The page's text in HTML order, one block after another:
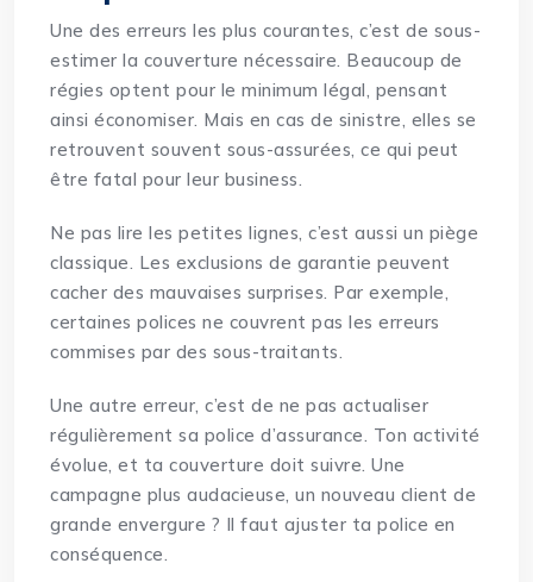
Une des erreurs les plus courantes, c’est de sous-
estimer la couverture nécessaire. Beaucoup de
régies optent pour le minimum légal, pensant
ainsi économiser. Mais en cas de sinistre, elles se
retrouvent souvent sous-assurées, ce qui peut
être fatal pour leur business.
Ne pas lire les petites lignes, c’est aussi un piège
classique. Les exclusions de garantie peuvent
cacher des mauvaises surprises. Par exemple,
certaines polices ne couvrent pas les erreurs
commises par des sous-traitants.
Une autre erreur, c’est de ne pas actualiser
régulièrement sa police d’assurance. Ton activité
évolue, et ta couverture doit suivre. Une
campagne plus audacieuse, un nouveau client de
grande envergure ? Il faut ajuster ta police en
conséquence.